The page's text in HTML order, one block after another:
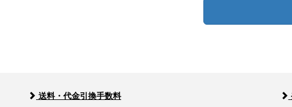
送料・代金引換手数料